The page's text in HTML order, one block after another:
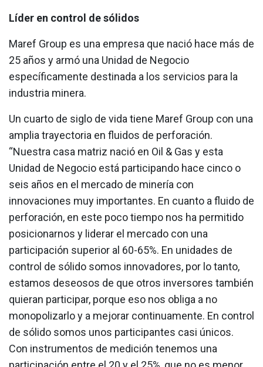
Líder en control de sólidos
Maref Group es una empresa que nació hace más de
25 años y armó una Unidad de Negocio
específicamente destinada a los servicios para la
industria minera.
Un cuarto de siglo de vida tiene Maref Group con una
amplia trayectoria en fluidos de perforación.
“Nuestra casa matriz nació en Oil & Gas y esta
Unidad de Negocio está participando hace cinco o
seis años en el mercado de minería con
innovaciones muy importantes. En cuanto a fluido de
perforación, en este poco tiempo nos ha permitido
posicionarnos y liderar el mercado con una
participación superior al 60-65%. En unidades de
control de sólido somos innovadores, por lo tanto,
estamos deseosos de que otros inversores también
quieran participar, porque eso nos obliga a no
monopolizarlo y a mejorar continuamente. En control
de sólido somos unos participantes casi únicos.
Con instrumentos de medición tenemos una